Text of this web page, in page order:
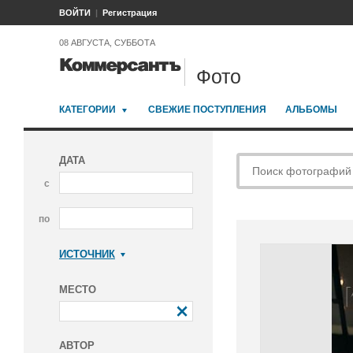
ВОЙТИ Регистрация
08 АВГУСТА, СУББОТА
Фото
КАТЕГОРИИ СВЕЖИЕ ПОСТУПЛЕНИЯ АЛЬБОМЫ
ДАТА
с
по
ИСТОЧНИК
МЕСТО
АВТОР